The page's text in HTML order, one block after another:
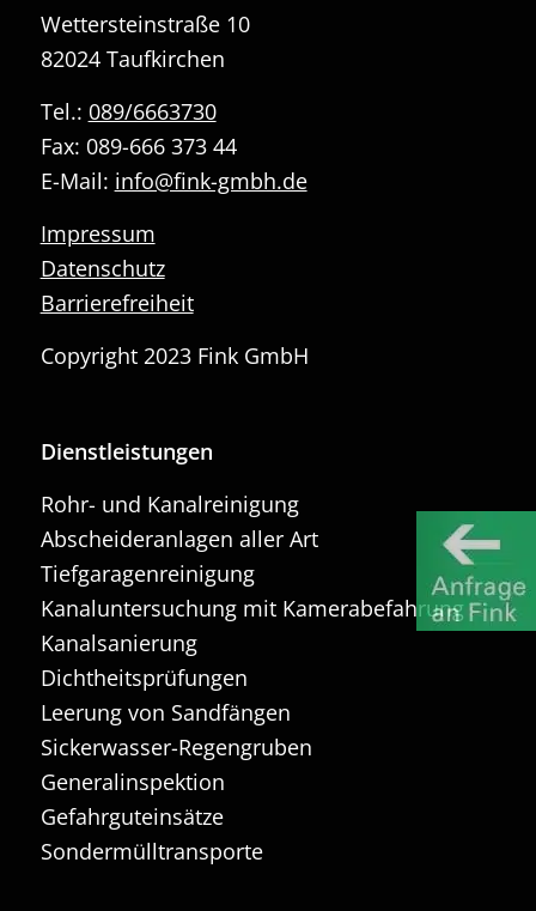
Wettersteinstraße 10
82024 Taufkirchen
Tel.: 089/6663730
Fax: 089-666 373 44
E-Mail: info@fink-gmbh.de
Impressum
Datenschutz
Barrierefreiheit
Copyright 2023 Fink GmbH
Dienstleistungen
Rohr- und Kanalreinigung
Abscheideranlagen aller Art
Tiefgaragenreinigung
Kanaluntersuchung mit Kamerabefahrung
Kanalsanierung
Dichtheitsprüfungen
Leerung von Sandfängen
Sickerwasser-Regengruben
Generalinspektion
Gefahrguteinsätze
Sondermülltransporte